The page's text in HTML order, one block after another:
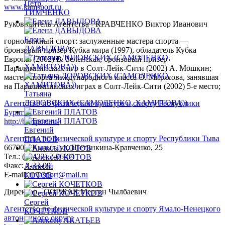
www.kamsport.ru
Руководитель Агентства - КРАВЧЕНКО Виктор Иванович
горнолыжный спорт: заслуженные мастера спорта —
бронзовый призер Кубка мира (1997), обладатель Кубка
Европы (2002) В. Зеленская; бронзовый призер
Паралимпийских игр в Солт-Лейк-Сити (2002) А. Мошкин;
мастер спорта международного класса О. Мирясова, занявшая
на Паралимпийских играх в Солт-Лейк-Сити (2002) 5-е место;
Агентство по физической культуре и спорту Республики
Бурятия
http://bursport.ru/
Агентство по физической культуре и спорту Республики Тыва
667000, Кызыл, ул. Щетинкина-Кравченко, 25
Тел.: (39422) 2-06-64
Факс: 2-33-09
E-mail:tuvasport@mail.ru
Директор - ООРЖАК Мерген Чылбаевич
Агентство по физической культуре и спорту Ямало-Ненецкого
автономного округа
Петр
ТИМЧЕНКО
Елена
ДАВЫДОВА
Татьяна
ДОРОВСКИХ (САМОЛЕНКО, ХАМИТОВА))
Евгений
ПЛАТОВ
Алексей
КОТОВ
Сергей
КОЧЕТКОВ